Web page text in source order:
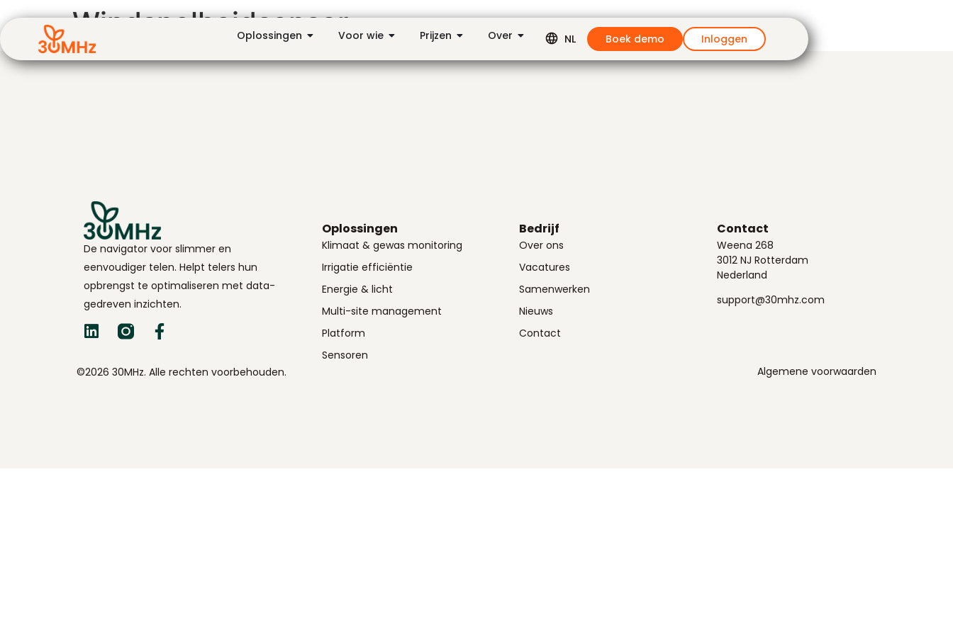
Oplossingen Voor wie Prijzen Over NL Boek demo Inloggen
Windsnelheidsensor
De navigator voor slimmer en
eenvoudiger telen. Helpt telers hun
opbrengst te optimaliseren met data-
gedreven inzichten.
Oplossingen
Klimaat & gewas monitoring
Irrigatie efficiëntie
Energie & licht
Multi-site management
Platform
Sensoren
Bedrijf
Over ons
Vacatures
Samenwerken
Nieuws
Contact
Contact
Weena 268
3012 NJ Rotterdam
Nederland
support@30mhz.com
©2026 30MHz. Alle rechten voorbehouden. Algemene voorwaarden